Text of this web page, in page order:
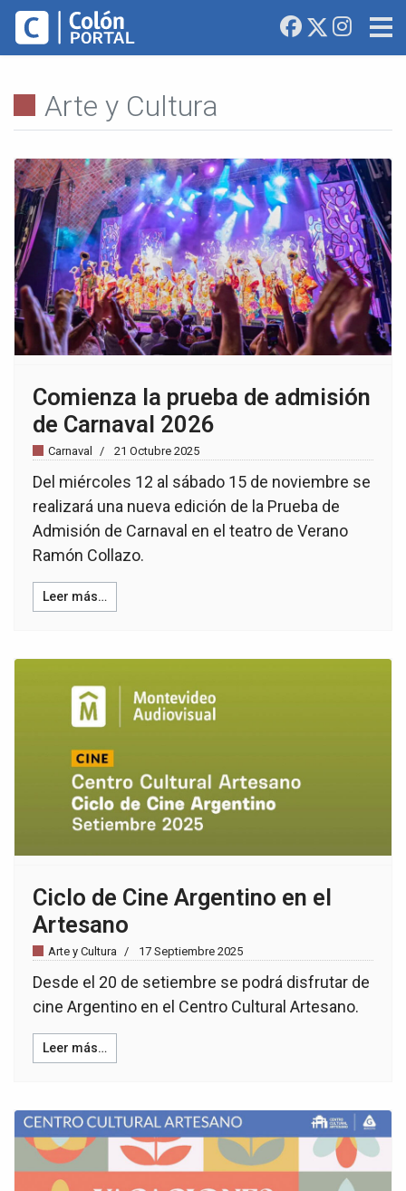
Arte y Cultura
Comienza la prueba de admisión
de Carnaval 2026
Carnaval 21 Octubre 2025
Del miércoles 12 al sábado 15 de noviembre se
realizará una nueva edición de la Prueba de
Admisión de Carnaval en el teatro de Verano
Ramón Collazo.
Leer más…
Ciclo de Cine Argentino en el
Artesano
Arte y Cultura 17 Septiembre 2025
Desde el 20 de setiembre se podrá disfrutar de
cine Argentino en el Centro Cultural Artesano.
Leer más…